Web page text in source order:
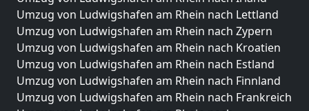
Umzug von Ludwigshafen am Rhein nach Lettland
Umzug von Ludwigshafen am Rhein nach Zypern
Umzug von Ludwigshafen am Rhein nach Kroatien
Umzug von Ludwigshafen am Rhein nach Estland
Umzug von Ludwigshafen am Rhein nach Finnland
Umzug von Ludwigshafen am Rhein nach Frankreich